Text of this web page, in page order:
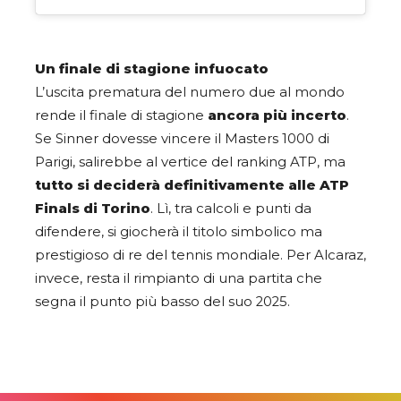
Un finale di stagione infuocato
L’uscita prematura del numero due al mondo
rende il finale di stagione ancora più incerto.
Se Sinner dovesse vincere il Masters 1000 di
Parigi, salirebbe al vertice del ranking ATP, ma
tutto si deciderà definitivamente alle ATP
Finals di Torino. Lì, tra calcoli e punti da
difendere, si giocherà il titolo simbolico ma
prestigioso di re del tennis mondiale. Per Alcaraz,
invece, resta il rimpianto di una partita che
segna il punto più basso del suo 2025.